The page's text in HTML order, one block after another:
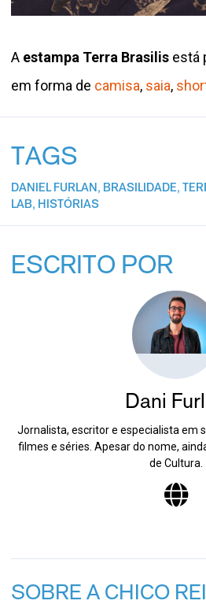
A estampa Terra Brasilis está
em forma de camisa, saia,
TAGS
DANIEL FURLAN, BRASILIDADE,
LAB, HISTÓRIAS
ESCRITO POR
Dani
Jornalista, escritor e especialista em
filmes e séries. Apesar do nome,
de Cultura.
SOBRE A CHICO REI